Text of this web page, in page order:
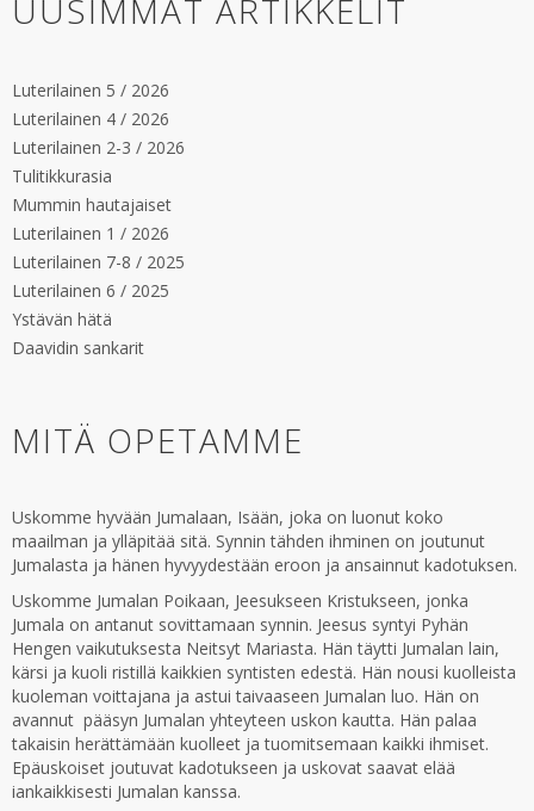
UUSIMMAT ARTIKKELIT
Luterilainen 5 / 2026
Luterilainen 4 / 2026
Luterilainen 2-3 / 2026
Tulitikkurasia
Mummin hautajaiset
Luterilainen 1 / 2026
Luterilainen 7-8 / 2025
Luterilainen 6 / 2025
Ystävän hätä
Daavidin sankarit
MITÄ OPETAMME
Uskomme hyvään Jumalaan, Isään, joka on luonut koko
maailman ja ylläpitää sitä. Synnin tähden ihminen on joutunut
Jumalasta ja hänen hyvyydestään eroon ja ansainnut kadotuksen.
Uskomme Jumalan Poikaan, Jeesukseen Kristukseen, jonka
Jumala on antanut sovittamaan synnin. Jeesus syntyi Pyhän
Hengen vaikutuksesta Neitsyt Mariasta. Hän täytti Jumalan lain,
kärsi ja kuoli ristillä kaikkien syntisten edestä. Hän nousi kuolleista
kuoleman voittajana ja astui taivaaseen Jumalan luo. Hän on
avannut pääsyn Jumalan yhteyteen uskon kautta. Hän palaa
takaisin herättämään kuolleet ja tuomitsemaan kaikki ihmiset.
Epäuskoiset joutuvat kadotukseen ja uskovat saavat elää
iankaikkisesti Jumalan kanssa.